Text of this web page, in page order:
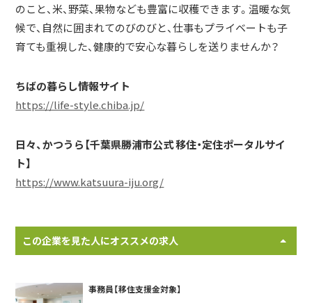
のこと、米、野菜、果物なども豊富に収穫できます。温暖な気
候で、自然に囲まれてのびのびと、仕事もプライベートも子
育ても重視した、健康的で安心な暮らしを送りませんか？
ちばの暮らし情報サイト
https://life-style.chiba.jp/
日々、かつうら【千葉県勝浦市公式 移住・定住ポータルサイ
ト】
https://www.katsuura-iju.org/
この企業を見た人にオススメの求人
事務員【移住支援金対象】